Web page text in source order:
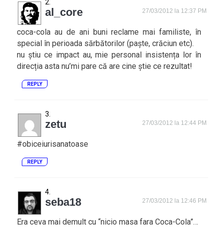
al_core 27/03/2012 la 12:37 PM
coca-cola au de ani buni reclame mai familiste, în
special în perioada sărbătorilor (paște, crăciun etc).
nu știu ce impact au, mie personal insistența lor în
direcția asta nu’mi pare că are cine știe ce rezultat!
REPLY
zetu 27/03/2012 la 12:44 PM
#obiceiurisanatoase
REPLY
seba18 27/03/2012 la 12:46 PM
Era ceva mai demult cu “nicio masa fara Coca-Cola”…